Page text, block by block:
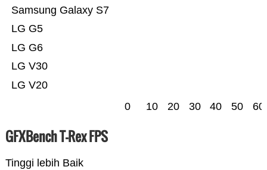
LG V20
LG V30
LG G6
LG G5
Samsung Galaxy S7
0 10 20 30 40 50 60
GFXBench T-Rex FPS
Tinggi lebih Baik